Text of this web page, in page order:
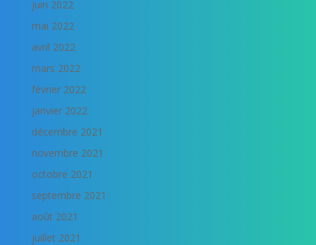
juin 2022
mai 2022
avril 2022
mars 2022
février 2022
janvier 2022
décembre 2021
novembre 2021
octobre 2021
septembre 2021
août 2021
juillet 2021